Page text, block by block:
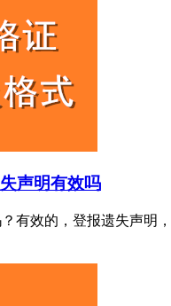
声明有效吗
有效的，登报遗失声明